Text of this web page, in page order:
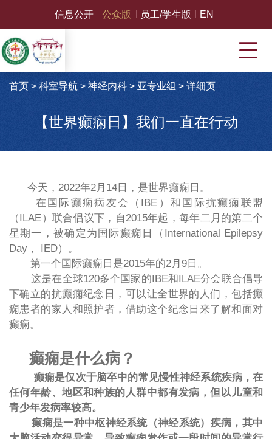
信息公开 公众版 员工/学生版 EN
首页 > 科室导航> 神经内科> 亚专业组 > 详细页
【世界癫痫日】我们一直在行动
今天，2022年2月14日，是世界癫痫日。
在国际癫痫病友会（IBE）和国际抗癫痫联盟
（ILAE）联合倡议下，自2015年起，每年二月的第二个
星期一，被确定为国际癫痫日（International Epilepsy
Day， IED）。
第一个国际癫痫日是2015年的2月9日。
这是在全球120多个国家的IBE和ILAE分会联合倡导
下确立的抗癫痫纪念日，可以让全世界的人们，包括癫
痫患者的家人和照护者，借助这个纪念日来了解和面对
癫痫。
癫痫是什么病？
癫痫是仅次于脑卒中的常见慢性神经系统疾病，在
任何年龄、地区和种族的人群中都有发病，但以儿童和
青少年发病率较高。
癫痫是一种中枢神经系统（神经系统）疾病，其中